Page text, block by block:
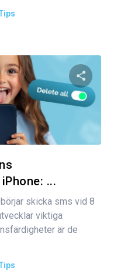
Dela
...
skicka sms vid 8
viktiga
är de